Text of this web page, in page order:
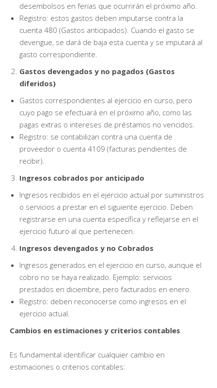
desembolsos en ferias que ocurrirán el próximo año.
Registro: estos gastos deben imputarse contra la
cuenta 480 (Gastos anticipados). Cuando el gasto se
devengue, se dará de baja esta cuenta y se imputará al
gasto correspondiente.
Gastos devengados y no pagados (Gastos
diferidos)
Gastos correspondientes al ejercicio en curso, pero
cuyo pago se efectuará en el próximo año, como las
pagas extras o intereses de préstamos no vencidos.
Registro: se contabilizan contra una cuenta de
proveedor o cuenta 4109 (facturas pendientes de
recibir).
Ingresos cobrados por anticipado
Ingresos recibidos en el ejercicio actual por suministros
o servicios a prestar en el siguiente ejercicio. Deben
registrarse en una cuenta específica y reflejarse en el
ejercicio futuro al que pertenecen.
Ingresos devengados y no Cobrados
Ingresos generados en el ejercicio en curso, aunque el
cobro no se haya realizado. Ejemplo: servicios
prestados en diciembre, pero facturados en enero.
Registro: deben reconocerse como ingresos en el
ejercicio actual.
Cambios en estimaciones y criterios contables
Es fundamental identificar cualquier cambio en
estimaciones o criterios contables: